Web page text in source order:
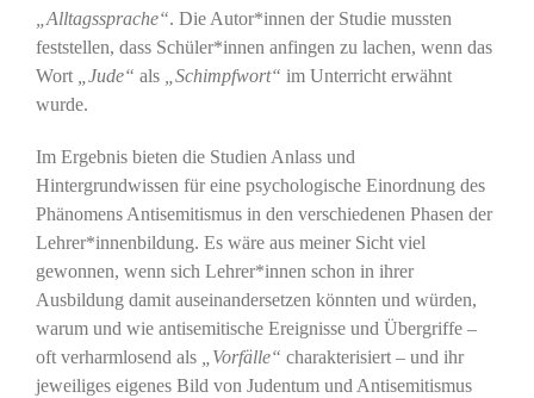
„Alltagssprache“. Die Autor*innen der Studie mussten
feststellen, dass Schüler*innen anfingen zu lachen, wenn das
Wort
„Jude“ als „Schimpfwort“ im Unterricht erwähnt
wurde.
Im Ergebnis bieten die Studien Anlass und
Hintergrundwissen für eine psychologische Einordnung des
Phänomens Antisemitismus in den verschiedenen Phasen der
Lehrer*innenbildung. Es wäre aus meiner Sicht viel
gewonnen, wenn sich Lehrer*innen schon in ihrer
Ausbildung damit auseinandersetzen könnten und würden,
warum und wie antisemitische Ereignisse und Übergriffe –
oft verharmlosend als
„Vorfälle“ charakterisiert – und ihr
jeweiliges eigenes Bild von Judentum und Antisemitismus